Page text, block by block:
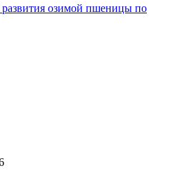
развития озимой пшеницы по